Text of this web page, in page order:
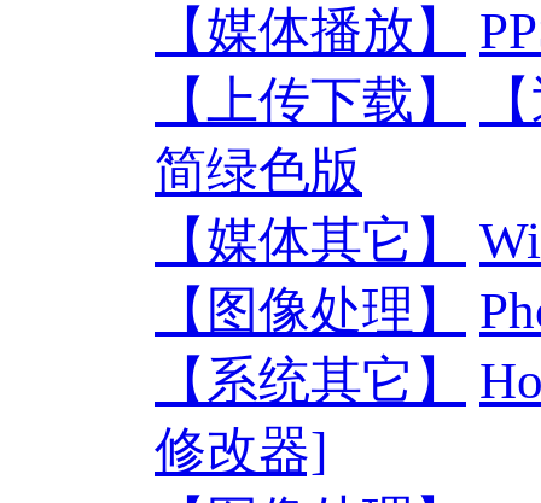
【媒体播放】
【上传下载】
简绿色版
【媒体其它】
【图像处理】
【系统其它】
修改器]